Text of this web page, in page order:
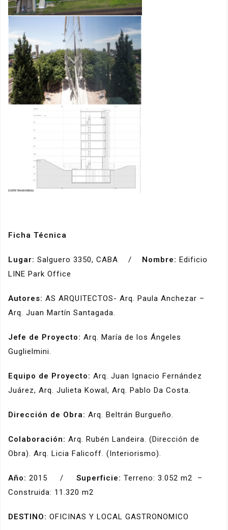
Ficha Técnica
Lugar: Salguero 3350, CABA / Nombre: Edificio
LINE Park Office
Autores: AS ARQUITECTOS- Arq. Paula Anchezar –
Arq. Juan Martín Santagada.
Jefe de Proyecto: Arq. María de los Ángeles
Guglielmini.
Equipo de Proyecto: Arq. Juan Ignacio Fernández
Juárez, Arq. Julieta Kowal, Arq. Pablo Da Costa.
Dirección de Obra: Arq. Beltrán Burgueño.
Colaboración: Arq. Rubén Landeira. (Dirección de
Obra). Arq. Licia Falicoff. (Interiorismo).
Año: 2015 / Superficie: Terreno: 3.052 m2 –
Construida: 11.320 m2
DESTINO: OFICINAS Y LOCAL GASTRONOMICO